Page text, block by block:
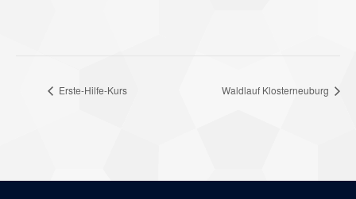
Erste-Hilfe-Kurs Waldlauf Klosterneuburg